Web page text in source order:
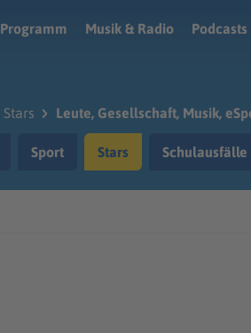
Programm
Musik & Radio Podcasts
Stars Leute, Gesellschaft, Musik,
Sport Stars Schulausfälle